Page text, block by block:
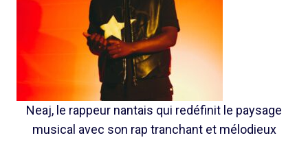
Neaj, le rappeur nantais qui redéfinit le paysage
musical avec son rap tranchant et mélodieux